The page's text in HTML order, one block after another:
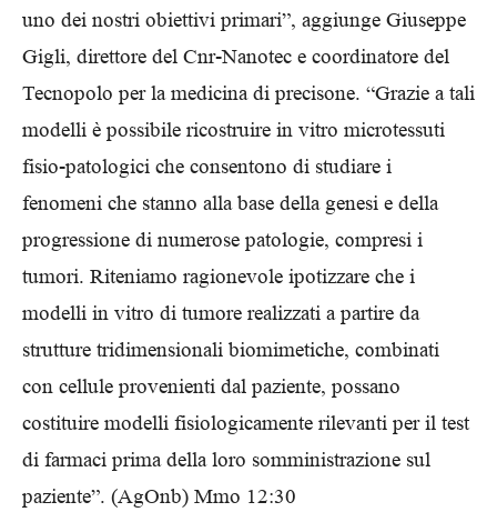
uno dei nostri obiettivi primari”, aggiunge Giuseppe
Gigli, direttore del Cnr-Nanotec e coordinatore del
Tecnopolo per la medicina di precisone. “Grazie a tali
modelli è possibile ricostruire in vitro microtessuti
fisio-patologici che consentono di studiare i
fenomeni che stanno alla base della genesi e della
progressione di numerose patologie, compresi i
tumori. Riteniamo ragionevole ipotizzare che i
modelli in vitro di tumore realizzati a partire da
strutture tridimensionali biomimetiche, combinati
con cellule provenienti dal paziente, possano
costituire modelli fisiologicamente rilevanti per il test
di farmaci prima della loro somministrazione sul
paziente”. (AgOnb) Mmo 12:30